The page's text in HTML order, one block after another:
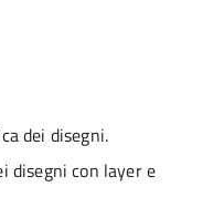
dei disegni.
disegni con layer e